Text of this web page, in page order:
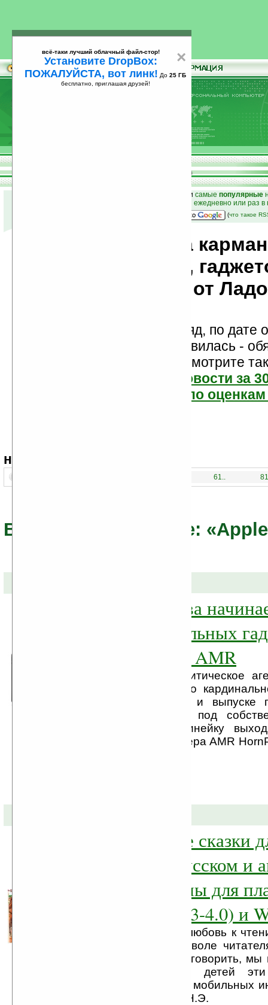
25
и самые популярные
на email ежедневно или раз
(что такое
Новости мира
компьютеров,
мобильности от
Новости показаны подряд, по дате
Если новость вам понравилась -
проголосуйте! Посмотрите
самые читаемые новости за
самые лучшие новости по оценкам
навигация:
61..
Все новости по теме:
Марина Рожкова
поставки мобильных
своим брендом AMR
Информационно-аналитическое
Рожковой объявляет о
сферы деятельности и выпуске
мобильных гаджетов под
(AMR). В первую линейку
планшетного компьютера AMR
Интерактивные сказки
3 до 7 лет на русском и
языках доступны для
iOS, Android (2.3-4.0) и
Как привить ребенку любовь к
книжки, где герои по воле
начать двигаться и заговорить,
сказках. Для наших детей
реальностью… Центр мобильных
технологий МГТУ им. Н.Э.
×
всё-таки лучший облачный файл-стор!
Установите DropBox:
ПОЖАЛУЙСТА, вот линк! До 25 ГБ
бесплатно, приглашая друзей!